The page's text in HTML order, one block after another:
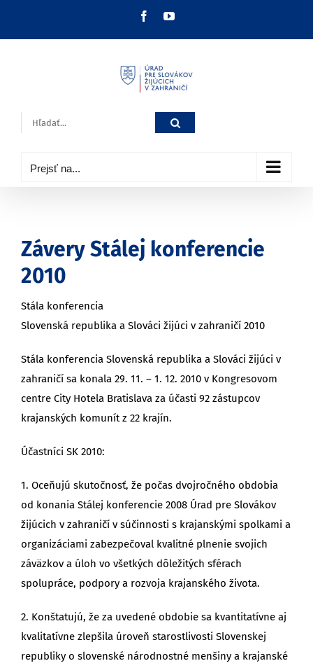
FacebookYouTube
Hľadať:
Prejsť na...
Závery Stálej konferencie
2010
Stála konferencia
Slovenská republika a Slováci žijúci v zahraničí 2010
Stála konferencia Slovenská republika a Slováci žijúci v
zahraničí sa konala 29. 11. – 1. 12. 2010 v Kongresovom
centre City Hotela Bratislava za účasti 92 zástupcov
krajanských komunít z 22 krajín.
Účastníci SK 2010:
1. Oceňujú skutočnosť, že počas dvojročného obdobia
od konania Stálej konferencie 2008 Úrad pre Slovákov
žijúcich v zahraničí v súčinnosti s krajanskými spolkami a
organizáciami zabezpečoval kvalitné plnenie svojich
záväzkov a úloh vo všetkých dôležitých sférach
spolupráce, podpory a rozvoja krajanského života.
2. Konštatujú, že za uvedené obdobie sa kvantitatívne aj
kvalitatívne zlepšila úroveň starostlivosti Slovenskej
republiky o slovenské národnostné menšiny a krajanské